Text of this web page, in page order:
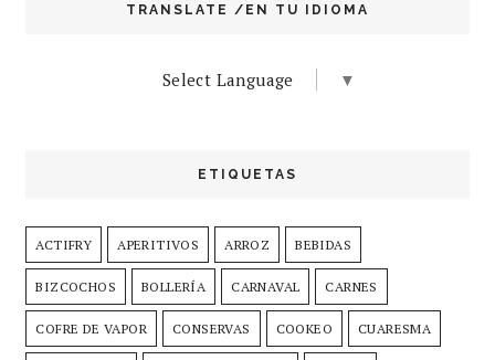
TRANSLATE /EN TU IDIOMA
Select Language ▼
ETIQUETAS
ACTIFRY APERITIVOS ARROZ BEBIDAS
BIZCOCHOS BOLLERÍA CARNAVAL CARNES
COFRE DE VAPOR CONSERVAS COOKEO CUARESMA